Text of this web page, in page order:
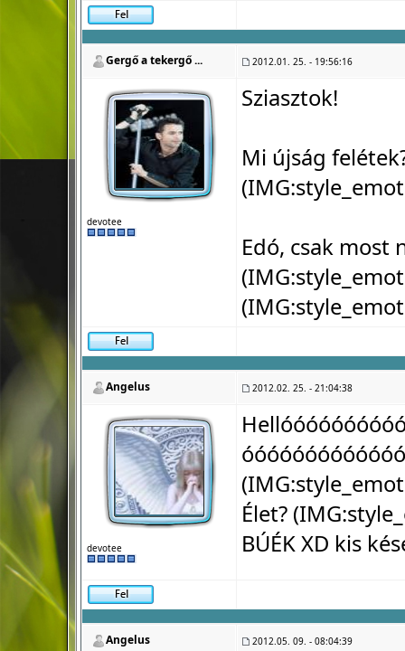
Gergő a tekergő ... 2012.01. 25. - 19:56:16
devotee
Sziasztok!
Mi újság
(IMG:
Edó, csak most
(IMG:
(IMG:
Angelus 2012.02. 25. - 21:04:38
devotee
(IMG:
Élet? (IMG:
BÚÉK XD kis
Angelus 2012.05. 09. - 08:04:39